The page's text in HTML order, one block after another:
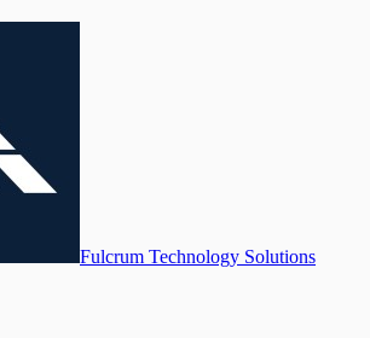
Fulcrum Technology Solutions